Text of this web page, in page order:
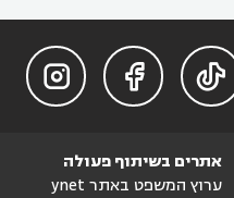



אתרים בשיתוף פעולה
ערוץ המשפט באתר ynet